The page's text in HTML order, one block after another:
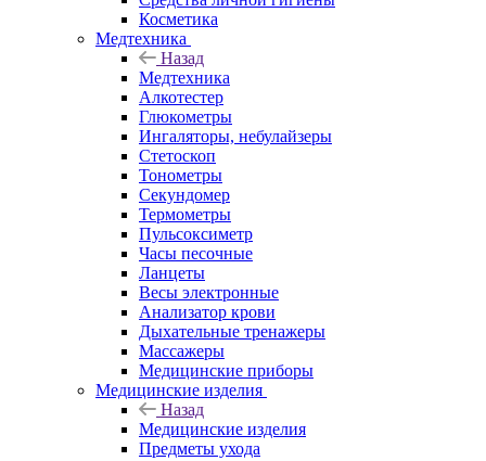
Косметика
Медтехника
Назад
Медтехника
Алкотестер
Глюкометры
Ингаляторы, небулайзеры
Стетоскоп
Тонометры
Секундомер
Термометры
Пульсоксиметр
Часы песочные
Ланцеты
Весы электронные
Анализатор крови
Дыхательные тренажеры
Массажеры
Медицинские приборы
Медицинские изделия
Назад
Медицинские изделия
Предметы ухода